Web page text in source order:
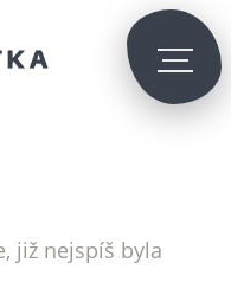
již nejspíš byla